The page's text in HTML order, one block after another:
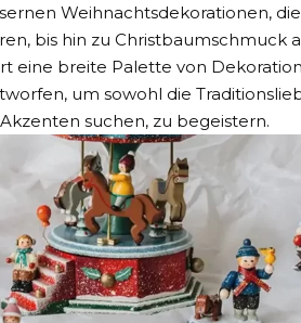
Weihnachtsdekorationen,
bis hin zu Christbaumschmuck
eine breite Palette von
um sowohl die
suchen, zu begeistern.